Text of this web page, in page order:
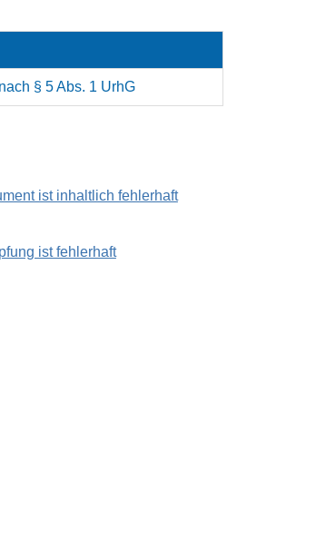
§ 5 Abs. 1 UrhG
Dokument ist inhaltlich fehlerhaft
ist fehlerhaft